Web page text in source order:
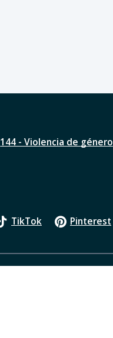
144 - Violencia de género
TikTok Pinterest